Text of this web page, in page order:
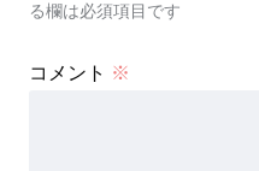
る欄は必須項目です
コメント ※